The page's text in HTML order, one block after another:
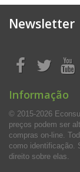
Newsletter
Informação
© 2015-2026
preços podem ser
compras on-line.
como identificação.
direito sobre elas.